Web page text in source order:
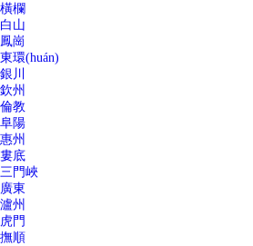
橫欄
白山
鳳崗
東環(huán)
銀川
欽州
倫教
阜陽
惠州
婁底
三門峽
廣東
瀘州
虎門
撫順